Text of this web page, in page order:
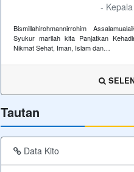
-
Bismillahirohmannirrohim
Syukur marilah kita Panjatkan
Nikmat Sehat, Iman, Islam dan…
Tautan
Data Kito